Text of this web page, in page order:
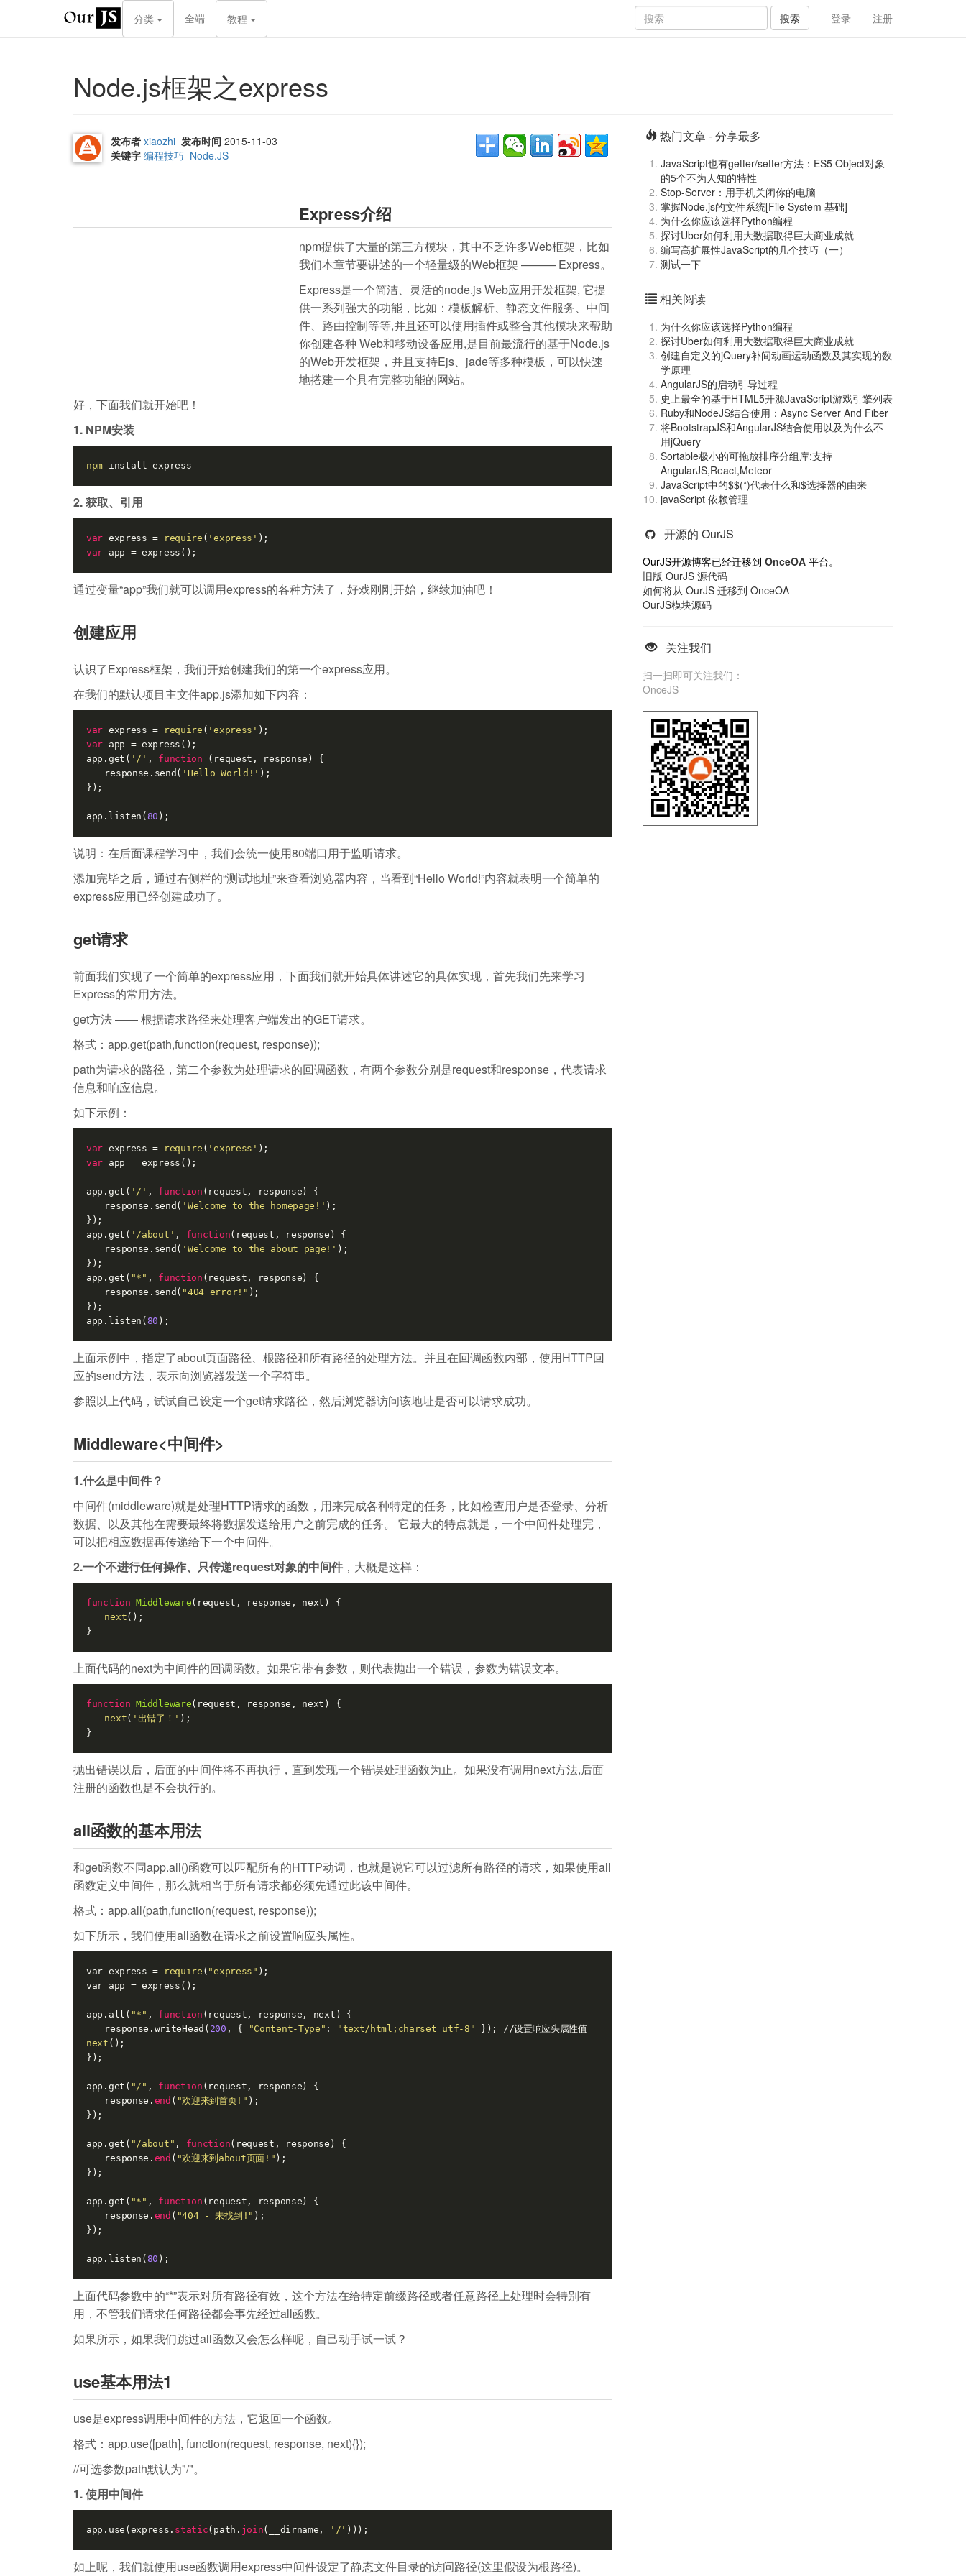
登录 注册
搜索
分类 全端 教程
Node.js框架之express
发布者 xiaozhi 发布时间 2015-11-03
关键字 编程技巧 Node.JS
Express介绍
npm提供了大量的第三方模块，其中不乏许多Web框架，比如
我们本章节要讲述的一个轻量级的Web框架 ——— Express。
Express是一个简洁、灵活的node.js Web应用开发框架, 它提
供一系列强大的功能，比如：模板解析、静态文件服务、中间
件、路由控制等等,并且还可以使用插件或整合其他模块来帮助
你创建各种 Web和移动设备应用,是目前最流行的基于Node.js
的Web开发框架，并且支持Ejs、jade等多种模板，可以快速
地搭建一个具有完整功能的网站。
好，下面我们就开始吧！
1. NPM安装
npm install express
2. 获取、引用
var express = require ( 'express'
var app = express();
通过变量“app”我们就可以调用express的各种方法了，好戏刚刚开始，继续加油吧！
创建应用
认识了Express框架，我们开始创建我们的第一个express应用。
在我们的默认项目主文件app.js添加如下内容：
var express = require ( 'express'
var app = express();
app.get( '/' , function ( request, response ) {
response.send( 'Hello World!' );
});
app.listen( 80 );
说明：在后面课程学习中，我们会统一使用80端口用于监听请求。
添加完毕之后，通过右侧栏的“测试地址”来查看浏览器内容，当看到“Hello World!”内容就表明一个简单的
express应用已经创建成功了。
get请求
前面我们实现了一个简单的express应用，下面我们就开始具体讲述它的具体实现，首先我们先来学习
Express的常用方法。
get方法 —— 根据请求路径来处理客户端发出的GET请求。
格式：app.get(path,function(request, response));
path为请求的路径，第二个参数为处理请求的回调函数，有两个参数分别是request和response，代表请求
信息和响应信息。
如下示例：
var express = require ( 'express'
var app = express();
app.get( '/' , function ( request, response ) {
response.send( 'Welcome to the homepage!' );
});
app.get( '/about' , function( request, response ) {
response.send( 'Welcome to the about page!' );
});
app.get( "*" , function ( request, response ) {
response.send( "404 error!" );
});
app.listen( 80 );
上面示例中，指定了about页面路径、根路径和所有路径的处理方法。并且在回调函数内部，使用HTTP回
应的send方法，表示向浏览器发送一个字符串。
参照以上代码，试试自己设定一个get请求路径，然后浏览器访问该地址是否可以请求成功。
Middleware<中间件>
1.什么是中间件？
中间件(middleware)就是处理HTTP请求的函数，用来完成各种特定的任务，比如检查用户是否登录、分析
数据、以及其他在需要最终将数据发送给用户之前完成的任务。 它最大的特点就是，一个中间件处理完，
可以把相应数据再传递给下一个中间件。
2.一个不进行任何操作、只传递request对象的中间件 ，大概是这样：
function Middleware(request, response, next)
{
next();
}
上面代码的next为中间件的回调函数。如果它带有参数，则代表抛出一个错误，参数为错误文本。
function Middleware(request, response, next)
{
next( '出错了！' );
}
抛出错误以后，后面的中间件将不再执行，直到发现一个错误处理函数为止。如果没有调用next方法,后面
注册的函数也是不会执行的。
all函数的基本用法
和get函数不同app.all()函数可以匹配所有的HTTP动词，也就是说它可以过滤所有路径的请求，如果使用all
函数定义中间件，那么就相当于所有请求都必须先通过此该中间件。
格式：app.all(path,function(request, response));
如下所示，我们使用all函数在请求之前设置响应头属性。
var express = require ( "express" );
var app = express();
app.all( "*" , function (request, response, next)
{
response.writeHead( 200 , { "Content-Type" : "text/html;charset=utf-8"
next ();
});
app.get( "/" , function (request, response)
{
response. end ( "欢迎来到首页!" );
});
app.get( "/about" , function(request, response)
{
response. end ( "欢迎来到about页面!" );
});
app.get( "*" , function (request, response)
{
response. end ( "404 - 未找到!" );
});
app.listen( 80 );
上面代码参数中的“*”表示对所有路径有效，这个方法在给特定前缀路径或者任意路径上处理时会特别有
用，不管我们请求任何路径都会事先经过all函数。
如果所示，如果我们跳过all函数又会怎么样呢，自己动手试一试？
use基本用法1
use是express调用中间件的方法，它返回一个函数。
格式：app.use([path], function(request, response, next){});
//可选参数path默认为"/"。
1. 使用中间件
app.use(express. static(path. join(__dirname, '/' )));
如上呢，我们就使用use函数调用express中间件设定了静态文件目录的访问路径(这里假设为根路径)。
热门文章 - 分享最多
JavaScript也有getter/setter方法：ES5 Object对象
的5个不为人知的特性
Stop-Server：用手机关闭你的电脑
掌握Node.js的文件系统[File System 基础]
为什么你应该选择Python编程
探讨Uber如何利用大数据取得巨大商业成就
编写高扩展性JavaScript的几个技巧（一）
测试一下
相关阅读
为什么你应该选择Python编程
探讨Uber如何利用大数据取得巨大商业成就
创建自定义的jQuery补间动画运动函数及其实现的数
学原理
AngularJS的启动引导过程
史上最全的基于HTML5开源JavaScript游戏引擎列表
Ruby和NodeJS结合使用：Async Server And Fiber
将BootstrapJS和AngularJS结合使用以及为什么不
用jQuery
Sortable极小的可拖放排序分组库;支持
AngularJS,React,Meteor
JavaScript中的$$(*)代表什么和$选择器的由来
javaScript 依赖管理
开源的 OurJS
OurJS开源博客已经迁移到 OnceOA 平台。
旧版 OurJS 源代码
如何将从 OurJS 迁移到 OnceOA
OurJS模块源码
关注我们
扫一扫即可关注我们：
OnceJS